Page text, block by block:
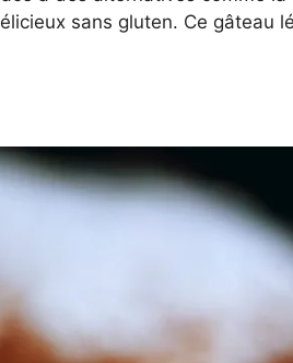
sans gluten. Ce gâteau